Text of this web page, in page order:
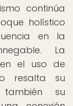
continúa
holístico
en la
La
el uso de
resalta su
su